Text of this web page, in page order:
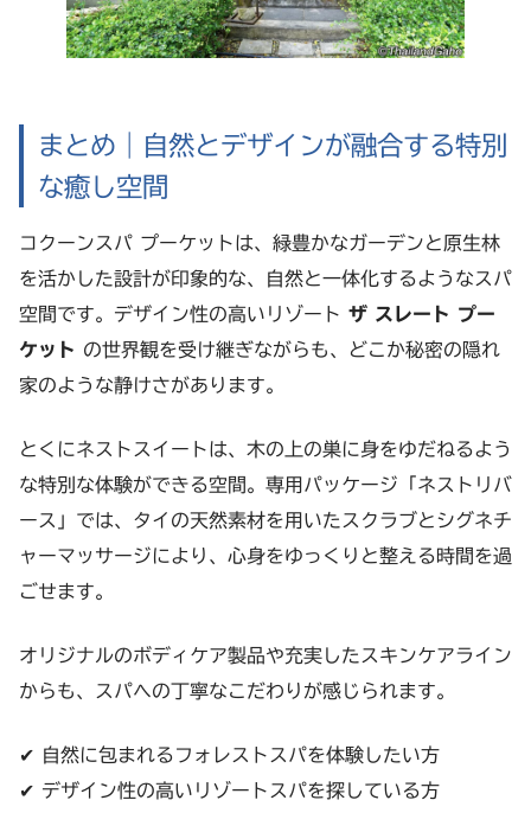
まとめ｜自然とデザインが融合する特別
な癒し空間
コクーンスパ プーケットは、緑豊かなガーデンと原生林
を活かした設計が印象的な、自然と一体化するようなスパ
空間です。デザイン性の高いリゾート ザ スレート プー
ケット の世界観を受け継ぎながらも、どこか秘密の隠れ
家のような静けさがあります。
とくにネストスイートは、木の上の巣に身をゆだねるよう
な特別な体験ができる空間。専用パッケージ「ネストリバ
ース」では、タイの天然素材を用いたスクラブとシグネチ
ャーマッサージにより、心身をゆっくりと整える時間を過
ごせます。
オリジナルのボディケア製品や充実したスキンケアライン
からも、スパへの丁寧なこだわりが感じられます。
✔ 自然に包まれるフォレストスパを体験したい方
✔ デザイン性の高いリゾートスパを探している方